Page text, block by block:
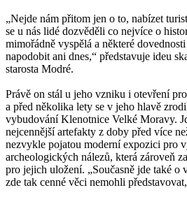
„Nejde nám přitom jen o to, nabízet
se u nás lidé dozvěděli co nejvíce o
mimořádně vyspělá a některé
napodobit ani dnes,“ představuje ideu
starosta Modré.
Právě on stál u jeho vzniku i otevření
a před několika lety se v jeho hlavě
vybudování Klenotnice Velké Moravy.
nejcennější artefakty z doby před více
nezvykle pojatou moderní expozici pro
archeologických nálezů, která zároveň
pro jejich uložení. „Současně jde také o
zde tak cenné věci nemohli